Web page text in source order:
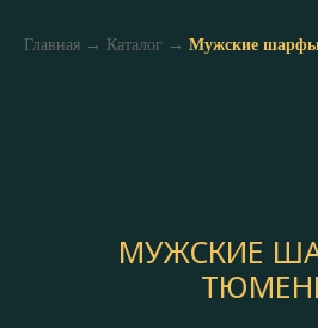
Главная → Каталог → Мужские
МУЖСКИЕ